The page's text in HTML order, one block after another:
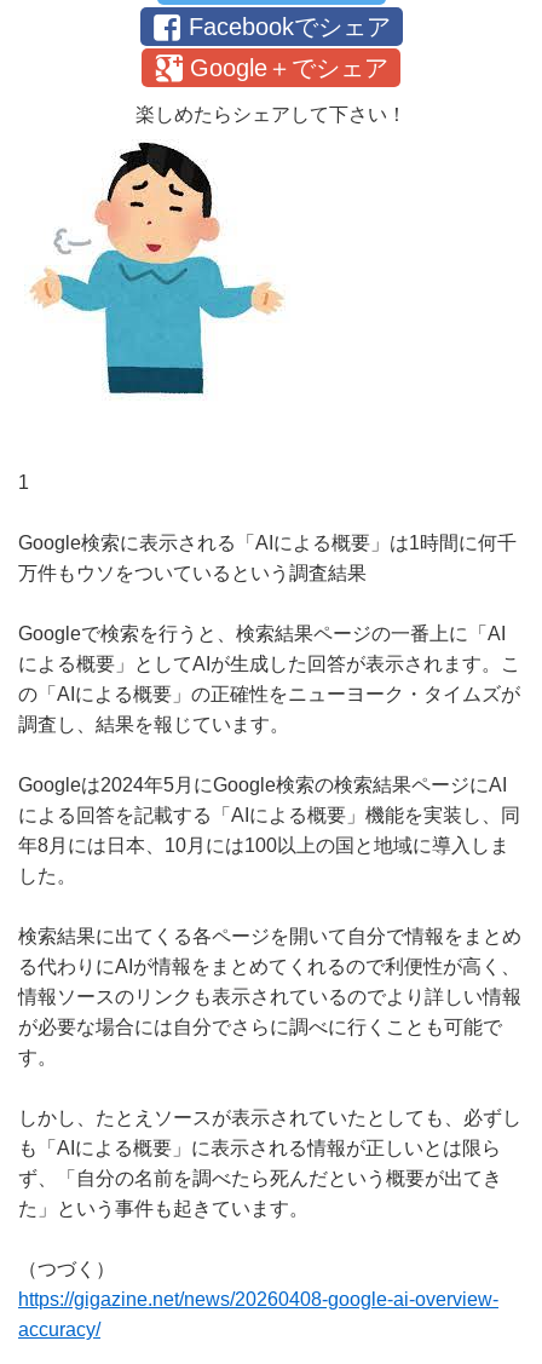
Facebookでシェア
Google＋でシェア
楽しめたらシェアして下さい！
1
Google検索に表示される「AIによる概要」は1時間に何千
万件もウソをついているという調査結果
Googleで検索を行うと、検索結果ページの一番上に「AI
による概要」としてAIが生成した回答が表示されます。こ
の「AIによる概要」の正確性をニューヨーク・タイムズが
調査し、結果を報じています。
Googleは2024年5月にGoogle検索の検索結果ページにAI
による回答を記載する「AIによる概要」機能を実装し、同
年8月には日本、10月には100以上の国と地域に導入しま
した。
検索結果に出てくる各ページを開いて自分で情報をまとめ
る代わりにAIが情報をまとめてくれるので利便性が高く、
情報ソースのリンクも表示されているのでより詳しい情報
が必要な場合には自分でさらに調べに行くことも可能で
す。
しかし、たとえソースが表示されていたとしても、必ずし
も「AIによる概要」に表示される情報が正しいとは限ら
ず、「自分の名前を調べたら死んだという概要が出てき
た」という事件も起きています。
（つづく）
https://gigazine.net/news/20260408-google-ai-overview-
accuracy/